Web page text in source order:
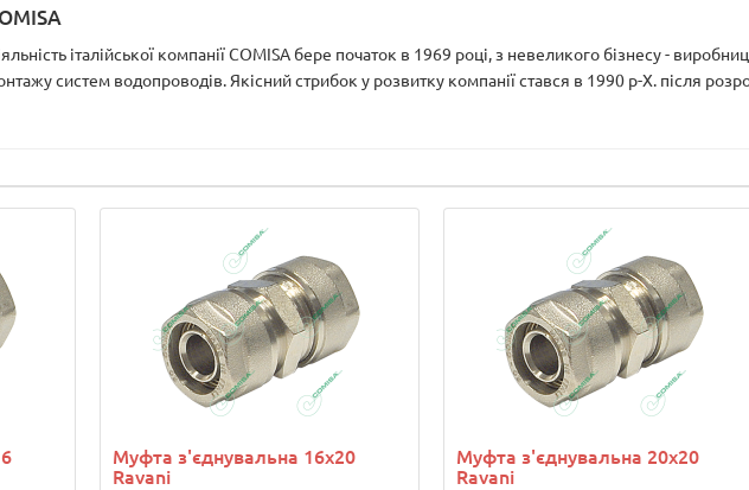
італійської компанії COMISA бере початок в 1969 році, з невеликого бізнесу -
систем водопроводів. Якісний стрибок у розвитку компанії стався в 1990 р-Х. після
Муфта з'єднувальна 16х20
Ravani
Муфта з'єднувальна 20х20
Ravani